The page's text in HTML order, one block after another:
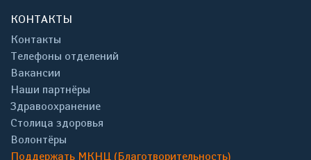
КОНТАКТЫ
Контакты
Телефоны отделений
Вакансии
Наши партнёры
Здравоохранение
Столица здоровья
Волонтёры
Поддержать МКНЦ (Благотворительность)